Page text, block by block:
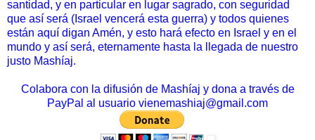
santidad, y en particular en lugar sagrado, con seguridad
que así será (Israel vencerá esta guerra) y todos quienes
están aquí digan Amén, y esto hará efecto en Israel y en el
mundo y así será, eternamente hasta la llegada de nuestro
justo Mashíaj.
Colabora con la difusión de Mashíaj y dona a través de
PayPal al usuario vienemashiaj@gmail.com